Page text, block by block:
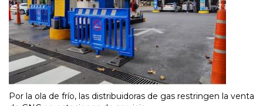
Por la ola de frío, las distribuidoras de gas restringen la venta